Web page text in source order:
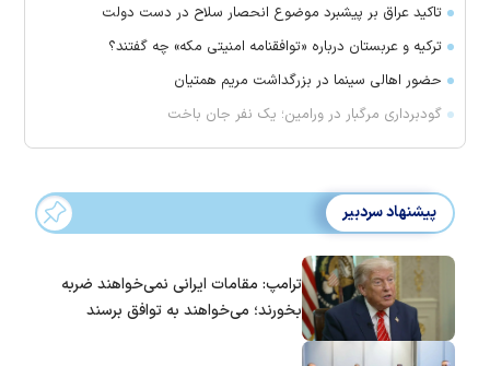
تاکید عراق بر پیشبرد موضوع انحصار سلاح در دست دولت
ترکیه و عربستان درباره «توافقنامه امنیتی مکه» چه گفتند؟
حضور اهالی سینما در بزرگداشت مریم همتیان
گودبرداری مرگبار در ورامین؛ یک نفر جان باخت
پیشنهاد سردبیر
ترامپ: مقامات ایرانی نمی‌خواهند ضربه
بخورند؛ می‌خواهند به توافق برسند